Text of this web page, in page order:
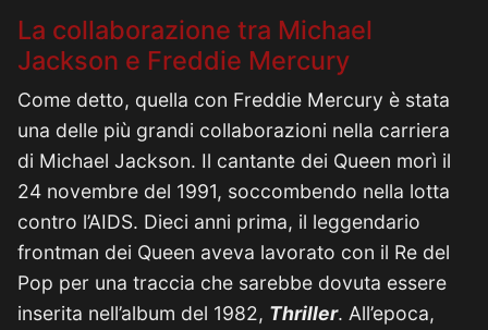
La collaborazione tra Michael
Jackson e Freddie Mercury
Come detto, quella con Freddie Mercury è stata
una delle più grandi collaborazioni nella carriera
di Michael Jackson. Il cantante dei Queen morì il
24 novembre del 1991, soccombendo nella lotta
contro l’AIDS. Dieci anni prima, il leggendario
frontman dei Queen aveva lavorato con il Re del
Pop per una traccia che sarebbe dovuta essere
inserita nell’album del 1982, Thriller. All’epoca,